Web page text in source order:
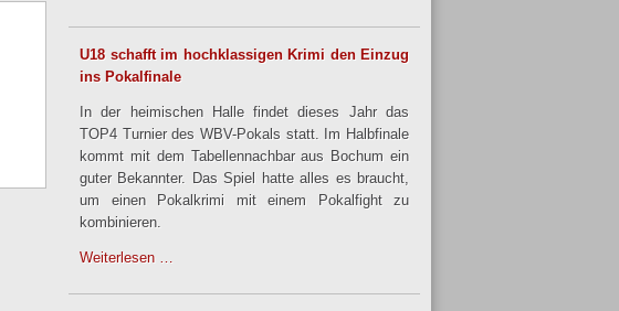
U18 schafft im hochklassigen Krimi den Einzug
ins Pokalfinale
In der heimischen Halle findet dieses Jahr das
TOP4 Turnier des WBV-Pokals statt. Im Halbfinale
kommt mit dem Tabellennachbar aus Bochum ein
guter Bekannter. Das Spiel hatte alles es braucht,
um einen Pokalkrimi mit einem Pokalfight zu
kombinieren.
Weiterlesen …